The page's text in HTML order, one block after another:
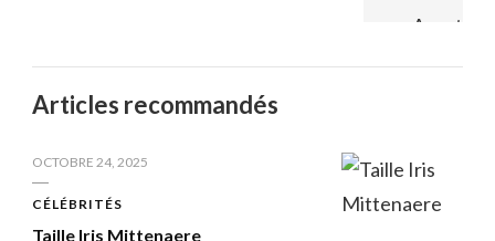
Articles recommandés
OCTOBRE 24, 2025
CÉLÉBRITÉS
Taille Iris Mittenaere